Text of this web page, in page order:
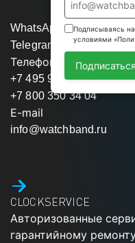
Подписываясь
условиями
Подписаться
WhatsApp
Telegram
Телефоны
+7 495 975 95 35
+7 800 350 34 04
E-mail
info@watchband.ru
CLOCKSERVICE
Авторизованные
гарантийному